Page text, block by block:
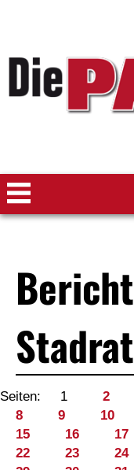
Stadrat
Seiten: 1 2
8
9 10
15
16 17
22
23 24